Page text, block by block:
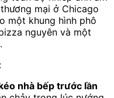
mại ở Chicago
một khung hình phô
nguyên và một
nhà bếp trước lần